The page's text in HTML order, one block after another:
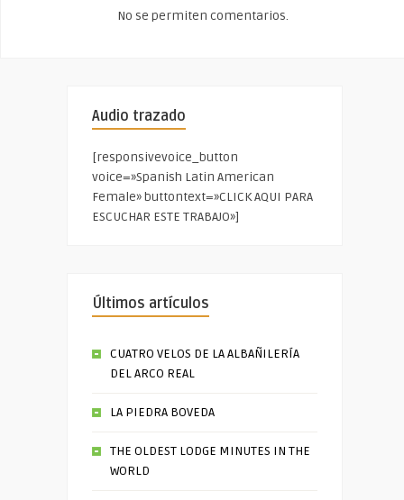
No se permiten comentarios.
Audio trazado
[responsivevoice_button
voice=»Spanish Latin American
Female» buttontext=»CLICK AQUI PARA
ESCUCHAR ESTE TRABAJO»]
Últimos artículos
CUATRO VELOS DE LA ALBAÑILERÍA
DEL ARCO REAL
LA PIEDRA BOVEDA
THE OLDEST LODGE MINUTES IN THE
WORLD